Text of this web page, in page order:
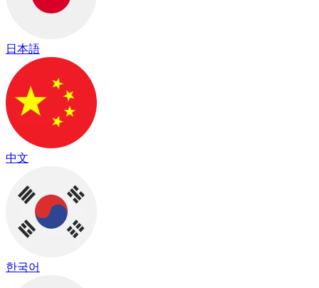
日本語
中文
한국어